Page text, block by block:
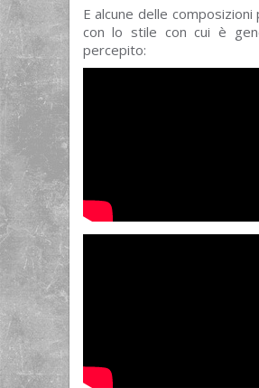
E alcune delle composizioni
con lo stile con cui è
percepito: